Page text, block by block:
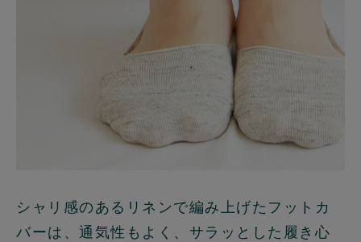
シャリ感のあるリネンで編み上げたフットカ
バーは、通気性もよく、サラッとした履き心